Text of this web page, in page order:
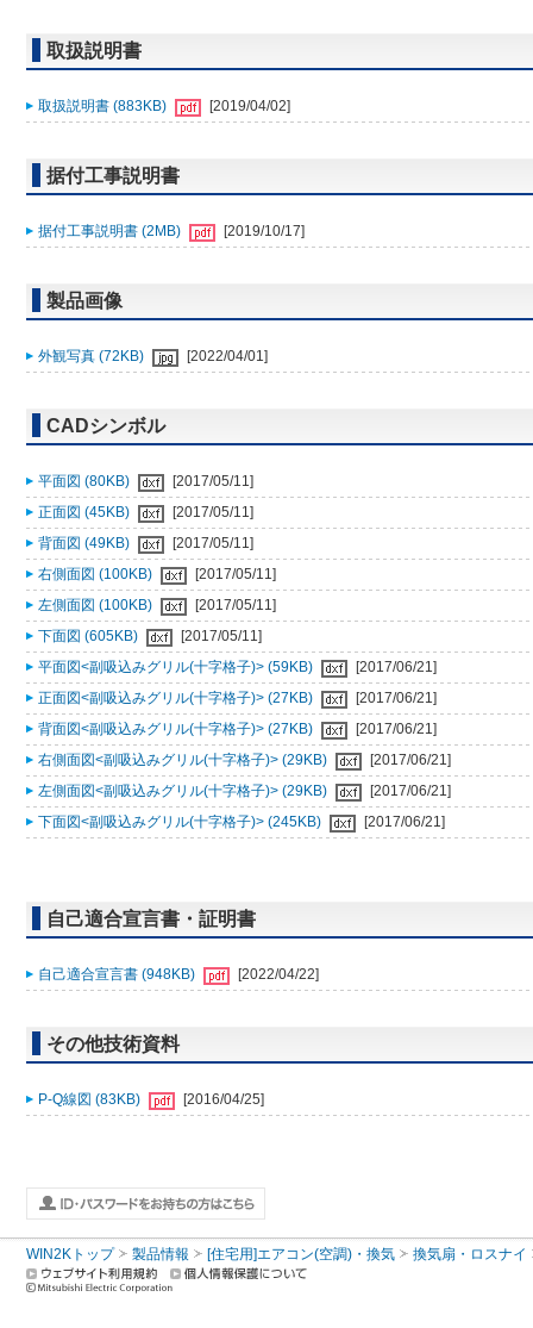
取扱説明書
取扱説明書 (883KB) [2019/04/02]
据付工事説明書
据付工事説明書 (2MB) [2019/10/17]
製品画像
外観写真 (72KB) [2022/04/01]
CADシンボル
平面図 (80KB)
[2017/05/11]
正面図 (45KB)
[2017/05/11]
背面図 (49KB)
[2017/05/11]
右側面図 (100KB)
[2017/05/11]
左側面図 (100KB)
[2017/05/11]
下面図 (605KB)
[2017/05/11]
平面図<副吸込みグリル(十字格子)> (59KB)
[2017/06/21]
正面図<副吸込みグリル(十字格子)> (27KB)
[2017/06/21]
背面図<副吸込みグリル(十字格子)> (27KB)
[2017/06/21]
右側面図<副吸込みグリル(十字格子)> (29KB)
[2017/06/21]
左側面図<副吸込みグリル(十字格子)> (29KB)
[2017/06/21]
下面図<副吸込みグリル(十字格子)> (245KB)
[2017/06/21]
自己適合宣言書・証明書
自己適合宣言書 (948KB) [2022/04/22]
その他技術資料
P-Q線図 (83KB) [2016/04/25]
WIN2Kトップ 製品情報 [住宅用]エアコン(空調)・換気 換気扇・ロスナイ